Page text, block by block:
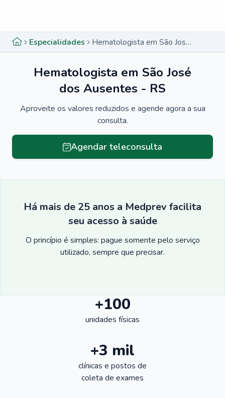
Especialidades Hematologista em São José dos Ausentes - RS
Hematologista em São José
dos Ausentes - RS
Aproveite os valores reduzidos e agende agora a sua
consulta.
Agendar teleconsulta
Há mais de 25 anos a Medprev facilita
seu acesso à saúde
O princípio é simples: pague somente pelo serviço
utilizado, sempre que precisar.
+100
unidades físicas
+3 mil
clínicas e postos de
coleta de exames